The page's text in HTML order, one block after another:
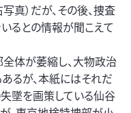
真）だが、その後、捜査
るとの情報が聞こえて
体が萎縮し、大物政治
るが、本紙にはそれだ
墜を画策している仙谷